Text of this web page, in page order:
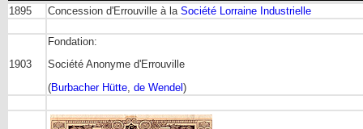
1895 Concession d'Errouville à la Société Lorraine Industrielle
1903
Fondation:
Société Anonyme d'Errouville
(Burbacher Hütte de Wendel)